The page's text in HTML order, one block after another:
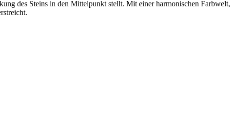
des Steins in den Mittelpunkt stellt. Mit einer harmonischen Farbwelt,